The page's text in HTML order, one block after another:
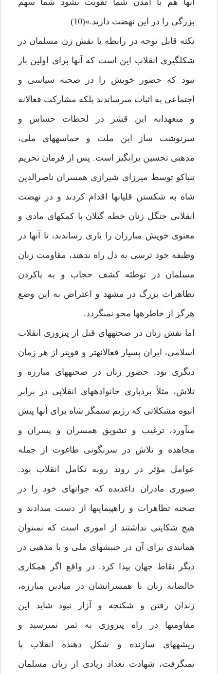
آنها هم با آمدن شما تقويت بشود شما سهم
بزرگى را در اين نهضت داريد.»(10)
نكته قابل توجه در رابطه با نقش زن مسلمان در
شكل‏گيرى انقلاب اين است كه آنها براى اولين بار
نبود كه حضور خويش را در صحنه سياسى و
اجتماعى به اثبات مى‏رساندند بلكه مشاركت فعالانه
و متعهدانه اين قشر در لحظات حساس و
سرنوشت ساز اين ملت و حماسه‏هاى ملى،
مذهبى تحسين برانگيز است. پس از فرمان تحريم
تنباكو توسط ميرزاى شيرازى همسران ناصرالدين
شاه به شكستن قليانها اقدام كردند و در نهضت
انقلابى جنگل زنان خطه گيلان با كمك‏هاى مادى و
معنوى خويش مبارزان را يارى رساندند، تا آنها در
وظيفه خود ترسى به دل راه ندهند، مقاومت زنان
مسلمان در توطئه كشف حجاب و به پاكردن
تظاهرات بزرگ در مشهد و اعتراض به اين وضع
هرگز از خاطره‏ها محو نمى‏گردد.
اما نقش زنان در صحنه‏هاى قبل از پيروزى انقلاب
اسلامى، ايران بسيار فعالانه‏تر و قويتر از هر زمان
ديگرى بود. حضور زنان در صحنه‏هاى مبارزه و
تلاش، مثلاً بردبارى خانواده‏هاى انقلابى در برابر
انبوه مشكلاتى كه رژيم ستمگر شاه براى آن‏ها پيش
مى‏آورد، ترغيب و تشويق همسران و پسران و
مجاهده و تلاش در سرنگونى طاغوت از جمله
عوامل مؤثر در روند روبه تكامل انقلاب بود.
صبورى مادران داغديده كه جوانهاى خود را در
صحنه تظاهرات و راهپيمايى‏ها از دست مى‏دادند و
هيچ شكايتى نداشتند از امورى است كه نمى‏توان
همانندى براى آن در جنبشهاى ملى و يا مذهبى در
ديگر نقاط جهان پيدا كرد. در واقع اگر همكارى
خالصانه زنان با همسرانشان در ميادين مبارزه،
زندان رفتن و شكنجه و آزار نبود شايد اين
مقاومت‏ها در راه پيروزى به ثمر نمى‏رسيد و
ريشه‏هاى سازنده و شكل دهنده انقلاب پا
نمى‏گرفت، شهادت تعداد زيادى از زنان مسلمان